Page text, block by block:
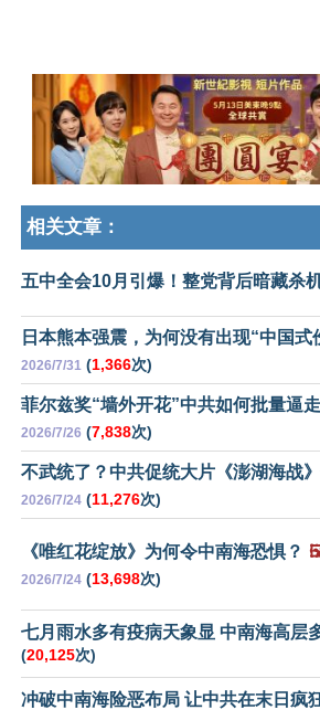
相关文章：
五中全会10月引爆！整党背后暗藏杀
日本熊本强震，为何没有出现“中国式
2026/7/31 (1,366次)
菲尔兹奖“墙外开花”中共如何批量逼
2026/7/26 (7,838次)
不武统了？中共促统大片《澎湖海战
2026/7/24 (11,276次)
《唯红花绽放》为何令中南海恐惧？
2026/7/24 (13,698次)
七月雨水多有疫病天象显 中南海高层
(20,125次)
冲破中南海险恶布局 让中共在末日疯